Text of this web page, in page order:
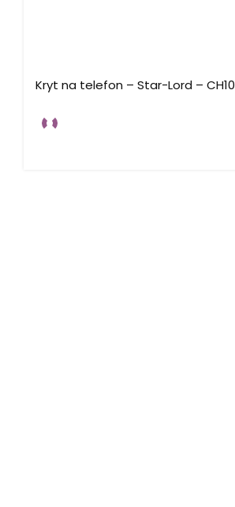
Kryt na telefon – Star-Lord – CH10